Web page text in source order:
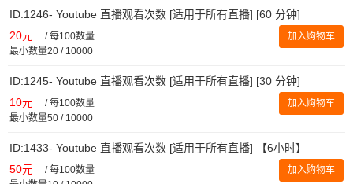
ID:1246- Youtube 直播观看次数 [适用于所有直播] [60 分钟]
20元 /每100数量
最小数量20 / 10000
加入购物车
ID:1245- Youtube 直播观看次数 [适用于所有直播] [30 分钟]
10元 /每100数量
最小数量50 / 10000
加入购物车
ID:1433- Youtube 直播观看次数 [适用于所有直播] 【6小时】
50元 /每100数量
加入购物车